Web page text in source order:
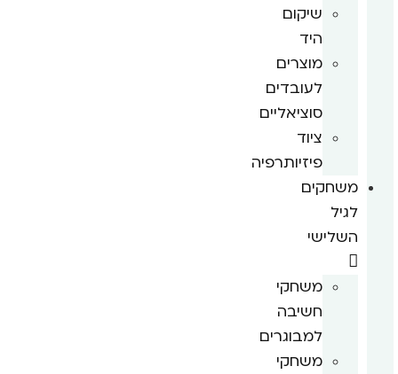
שיקום
היד
מוצרים
לעובדים
סוציאליים
ציוד
פיזיותרפיה
משחקים
לגיל
השלישי
משחקי
חשיבה
למבוגרים
משחקי